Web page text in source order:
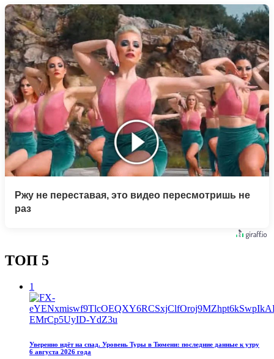
Ржу не переставая, это видео пересмотришь не
раз
ТОП 5
1
Уверенно идёт на спад. Уровень Туры в Тюмени: последние данные к утру
6 августа 2026 года